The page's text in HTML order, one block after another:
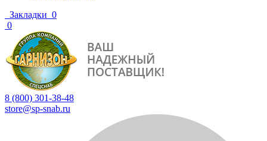
Закладки 0
0
8 (800) 301-38-48
store@sp-snab.ru